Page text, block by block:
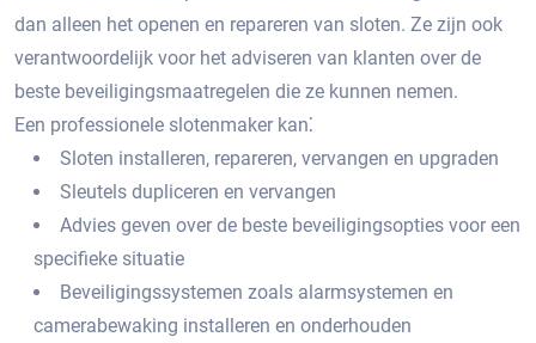
dan alleen het openen en repareren van sloten.​ Ze zijn ook
verantwoordelijk voor het adviseren van klanten over de
beste beveiligingsmaatregelen die ze kunnen nemen.
Een professionele slotenmaker kan⁚
Sloten installeren, repareren, vervangen en upgraden
Sleutels dupliceren en vervangen
Advies geven over de beste beveiligingsopties voor een
specifieke situatie
Beveiligingssystemen zoals alarmsystemen en
camerabewaking installeren en onderhouden